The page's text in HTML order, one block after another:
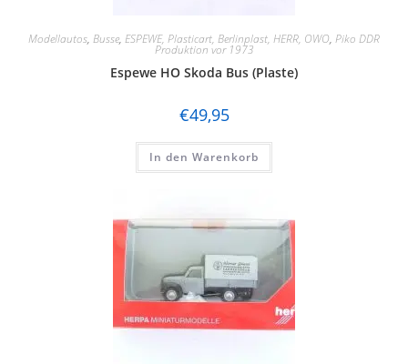
Modellautos, Busse, ESPEWE, Plasticart, Berlinplast, HERR, OWO, Piko DDR
Produktion vor 1973
Espewe HO Skoda Bus (Plaste)
€49,95
In den Warenkorb